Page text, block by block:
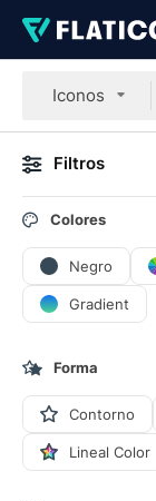
Iconos
Filtros
Colores
Negro
Gradient
Forma
Contorno
Lineal Color